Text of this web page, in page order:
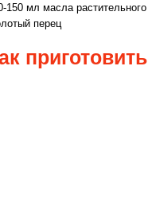
150 мл масла растительного
перец
приготовить